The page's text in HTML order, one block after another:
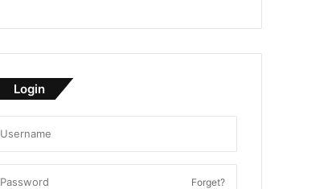
Login
Forget?